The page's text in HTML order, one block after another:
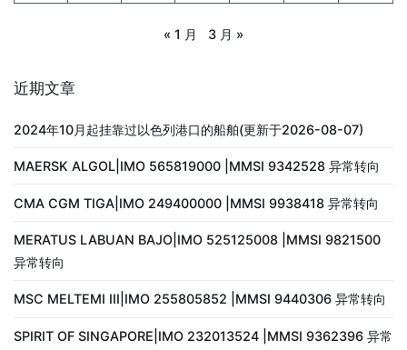
« 1 月 3 月 »
近期文章
2024年10月起挂靠过以色列港口的船舶(更新于2026-08-07)
MAERSK ALGOL|IMO 565819000 |MMSI 9342528 异常转向
CMA CGM TIGA|IMO 249400000 |MMSI 9938418 异常转向
MERATUS LABUAN BAJO|IMO 525125008 |MMSI 9821500
异常转向
MSC MELTEMI III|IMO 255805852 |MMSI 9440306 异常转向
SPIRIT OF SINGAPORE|IMO 232013524 |MMSI 9362396 异常